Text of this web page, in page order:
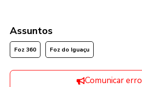
Assuntos
Foz 360 Foz do Iguaçu
Comunicar erro